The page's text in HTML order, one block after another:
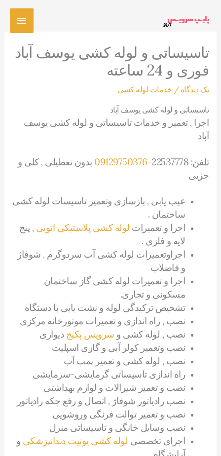
تاسیساتی و لوله کشی یوسف آباد
فوری و 24 ساعته
یک دیدگاه / خدمات لوله کشی
تاسیساتی و لوله کشی یوسف آباد
اجرا , تعمیر و خدمات تاسیساتی و لوله کشی یوسف
آباد
تلفن: 22537778- 09129750376 بدون تعطیلی , کلی و
جزیی
عیب یابی , بازسازی وتعمیر تاسیسات لوله کشی
ساختمان .
اجرا و تعمیرات لوله کشی پلاستیکی اتویی , پنج
لایه و فلزی .
اجراوتعمیرات لوله کشی آب سردوگرم , شوفاژ
و فاضلاب
اجرا و تعمیرات لوله کشی گاز ساختمان
مسکونی و تجاری.
تشخیص ترکیدگی لوله و نشت یابی با دستگاه
نصب , راه اندازی و تعمیرات موتورخانه مرکزی
نصب , لوله کشی و سرویس پکیج دیواری
نصب وتعمیر کولر آبی و گازی اسپلیت
نصب , لوله کشی و تعمیر پمپ آب
راه اندازی تاسیساتی گرمایشی-سرمایشی
نصب و تعمیر شیرالات و لوازم بهداشتی
نصب رادیاتور شوفاژ , اتصال و رفع چکه رادیاتور
نصب و تعمیر توالت فرنگی وروشویی
نصب وسایل خانگی و تاسیساتی منزل
اجرای تخصصی لوله کشی یونیت دندانپزشکی و